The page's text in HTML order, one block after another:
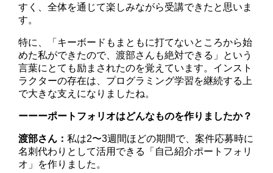
すく、全体を通じて楽しみながら受講できたと思いま
す。
特に、「キーボードもまともに打てないところから始
めた私ができたので、渡部さんも絶対できる」という
言葉にとても励まされたのを覚えています。インスト
ラクターの存在は、プログラミング学習を継続する上
で大きな支えになりましたね。
ーーーポートフォリオはどんなものを作りましたか？
渡部さん：私は2〜3週間ほどの期間で、案件応募時に
名刺代わりとして活用できる「自己紹介ポートフォリ
オ」を作りました。